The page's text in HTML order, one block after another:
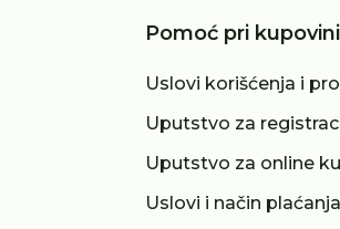
Pomoć pri kupovini
Uslovi korišćenja i
Uputstvo za
Uputstvo za online
Uslovi i način plaćanja